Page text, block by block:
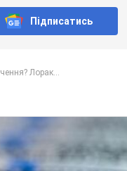
долара: